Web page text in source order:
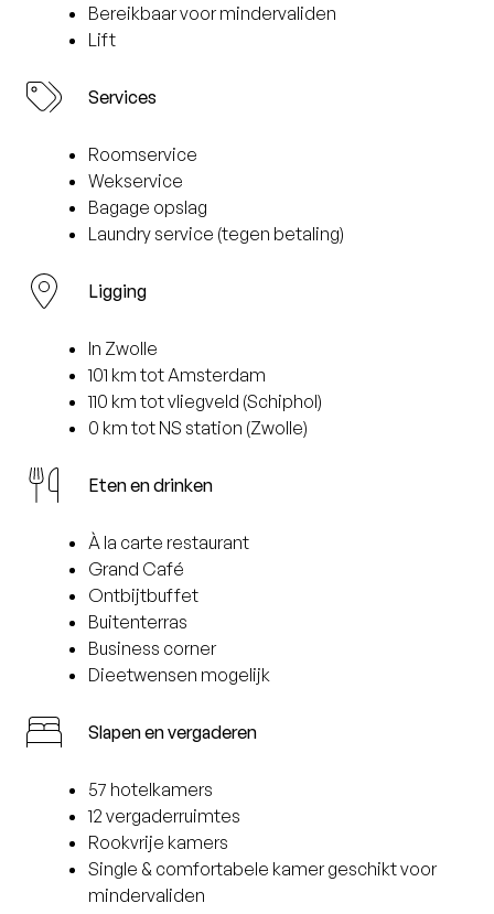
Bereikbaar voor mindervaliden
Lift
Services
Roomservice
Wekservice
Bagage opslag
Laundry service (tegen betaling)
Ligging
In Zwolle
101 km tot Amsterdam
110 km tot vliegveld (Schiphol)
0 km tot NS station (Zwolle)
Eten en drinken
À la carte restaurant
Grand Café
Ontbijtbuffet
Buitenterras
Business corner
Dieetwensen mogelijk
Slapen en vergaderen
57 hotelkamers
12 vergaderruimtes
Rookvrije kamers
Single & comfortabele kamer geschikt voor
mindervaliden